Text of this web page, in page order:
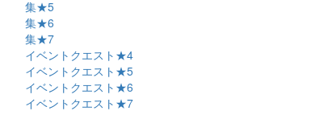
集★5
集★6
集★7
イベントクエスト★4
イベントクエスト★5
イベントクエスト★6
イベントクエスト★7